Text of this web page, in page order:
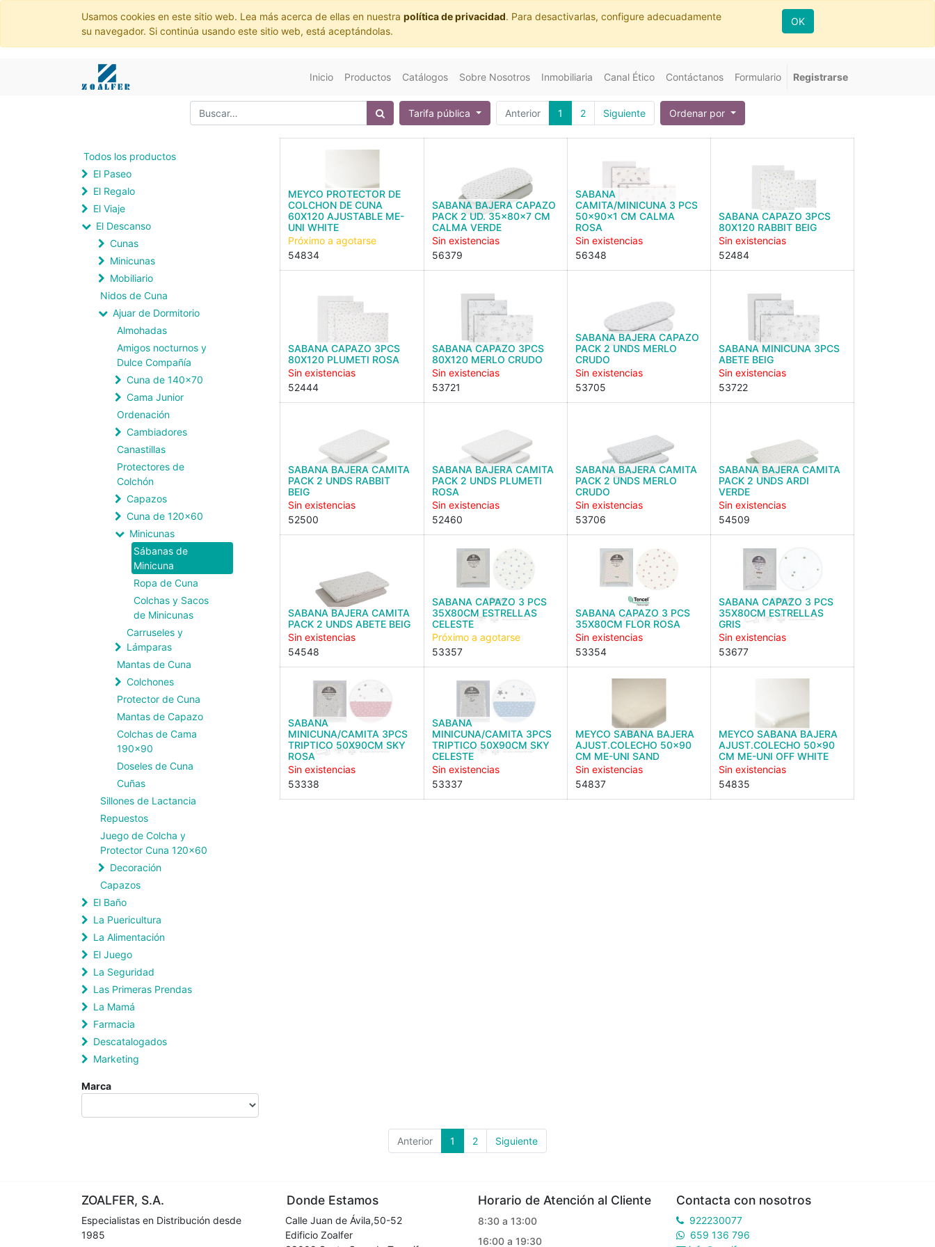
Usamos cookies en este sitio web. Lea más acerca de ellas en nuestra política de privacidad. Para desactivarlas, configure adecuadamente
su navegador. Si continúa usando este sitio web, está aceptándolas.
OK
Inicio Productos Catálogos Sobre Nosotros Inmobiliaria Canal Ético Contáctanos Formulario Registrarse
Tarifa pública Anterior 1 2 Siguiente Ordenar por
Todos los productos
El Paseo
El Regalo
El Viaje
El Descanso
Cunas
Minicunas
Mobiliario
Nidos de Cuna
Ajuar de Dormitorio
Almohadas
Amigos nocturnos y
Dulce Compañía
Cuna de 140x70
Cama Junior
Ordenación
Cambiadores
Canastillas
Protectores de
Colchón
Capazos
Cuna de 120x60
Minicunas
Sábanas de
Minicuna
Ropa de Cuna
Colchas y Sacos
de Minicunas
Carruseles y
Lámparas
Mantas de Cuna
Colchones
Protector de Cuna
Mantas de Capazo
Colchas de Cama
190x90
Doseles de Cuna
Cuñas
Sillones de Lactancia
Repuestos
Juego de Colcha y
Protector Cuna 120x60
Decoración
Capazos
El Baño
La Puericultura
La Alimentación
El Juego
La Seguridad
Las Primeras Prendas
La Mamá
Farmacia
Descatalogados
Marketing
Marca
MEYCO PROTECTOR DE
COLCHON DE CUNA
60X120 AJUSTABLE ME-
UNI WHITE
Próximo a agotarse
54834
SABANA BAJERA CAPAZO
PACK 2 UD. 35x80x7 CM
CALMA VERDE
Sin existencias
56379
SABANA
CAMITA/MINICUNA 3 PCS
50x90x1 CM CALMA
ROSA
Sin existencias
56348
SABANA CAPAZO 3PCS
80X120 RABBIT BEIG
Sin existencias
52484
SABANA CAPAZO 3PCS
80X120 PLUMETI ROSA
Sin existencias
52444
SABANA CAPAZO 3PCS
80X120 MERLO CRUDO
Sin existencias
53721
SABANA BAJERA CAPAZO
PACK 2 UNDS MERLO
CRUDO
Sin existencias
53705
SABANA MINICUNA 3PCS
ABETE BEIG
Sin existencias
53722
SABANA BAJERA CAMITA
PACK 2 UNDS RABBIT
BEIG
Sin existencias
52500
SABANA BAJERA CAMITA
PACK 2 UNDS PLUMETI
ROSA
Sin existencias
52460
SABANA BAJERA CAMITA
PACK 2 UNDS MERLO
CRUDO
Sin existencias
53706
SABANA BAJERA CAMITA
PACK 2 UNDS ARDI
VERDE
Sin existencias
54509
SABANA BAJERA CAMITA
PACK 2 UNDS ABETE BEIG
Sin existencias
54548
SABANA CAPAZO 3 PCS
35X80CM ESTRELLAS
CELESTE
Próximo a agotarse
53357
SABANA CAPAZO 3 PCS
35X80CM FLOR ROSA
Sin existencias
53354
SABANA CAPAZO 3 PCS
35X80CM ESTRELLAS
GRIS
Sin existencias
53677
SABANA
MINICUNA/CAMITA 3PCS
TRIPTICO 50X90CM SKY
ROSA
Sin existencias
53338
SABANA
MINICUNA/CAMITA 3PCS
TRIPTICO 50X90CM SKY
CELESTE
Sin existencias
53337
MEYCO SABANA BAJERA
AJUST.COLECHO 50x90
CM ME-UNI SAND
Sin existencias
54837
MEYCO SABANA BAJERA
AJUST.COLECHO 50x90
CM ME-UNI OFF WHITE
Sin existencias
54835
Anterior 1 2 Siguiente
ZOALFER, S.A.
Especialistas en Distribución desde
1985
Donde Estamos
Calle Juan de Ávila,50-52
Edificio Zoalfer
Horario de Atención al Cliente
8:30 a 13:00
16:00 a 19:30
Contacta con nosotros
922230077
659 136 796